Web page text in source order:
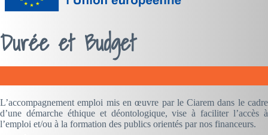
Durée et Budget
L’accompagnement emploi mis en œuvre par le Ciarem dans le cadre
d’une démarche éthique et déontologique, vise à faciliter l’accès à
l’emploi et/ou à la formation des publics orientés par nos financeurs.